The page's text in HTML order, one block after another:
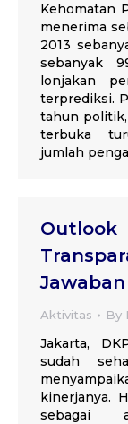
Kehomatan
menerima
2013
sebanyak
lonjakan
terprediksi.
tahun
terbuka
jumlah
Aktivitas By
Jakarta,
sudah
kinerjanya.
sebagai